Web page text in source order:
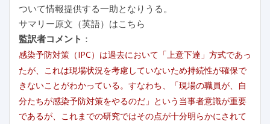
ついて情報提供する一助となりうる。
サマリー原文（英語）はこちら
監訳者コメント ：
感染予防対策（IPC）は過去において「上意下達」方式であっ
たが、これは現場状況を考慮していないため持続性が確保で
きないことがわかっている。すなわち、「現場の職員が、自
分たちが感染予防対策をやるのだ」という当事者意識が重要
であるが、これまでの研究ではその点が十分明らかにされて